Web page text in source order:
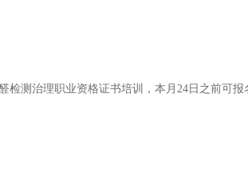
检测治理职业资格证书培训，本月24日之前可报